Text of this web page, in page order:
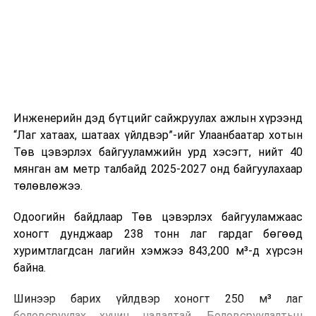
өдөр тутмын ажлын бэлэн байдлыг хангах зэрэг
практик ур чадварыг сургалтын хөтөлбөрт тусгажээ.
Сургалтыг танилцуулах лекц, асуулт-хариулт,
жишээнд суурилсан сургалт, багаар ажиллах дасгал,
танилцах, онцгой нөхцөлд ажиллах дадлага зэрэг
онол, практик хосолсон хэлбэрээр зохион байгуулж
байна.
зохион байгуулах Үндэсний хорооны Ажлын алба,
Инженерийн дэд бүтцийг сайжруулах ажлын хүрээнд
“Лаг хатаах, шатаах үйлдвэр”-ийг Улаанбаатар хотын
Төв цэвэрлэх байгууламжийн урд хэсэгт, нийт 40
мянган ам метр талбайд 2025-2027 онд байгуулахаар
төлөвлөжээ.
Одоогийн байдлаар Төв цэвэрлэх байгууламжаас
хоногт дунджаар 238 тонн лаг гардаг бөгөөд
хуримтлагдсан лагийн хэмжээ 843,200 м³-д хүрсэн
байна.
Шинээр барих үйлдвэр хоногт 250 м³ лаг